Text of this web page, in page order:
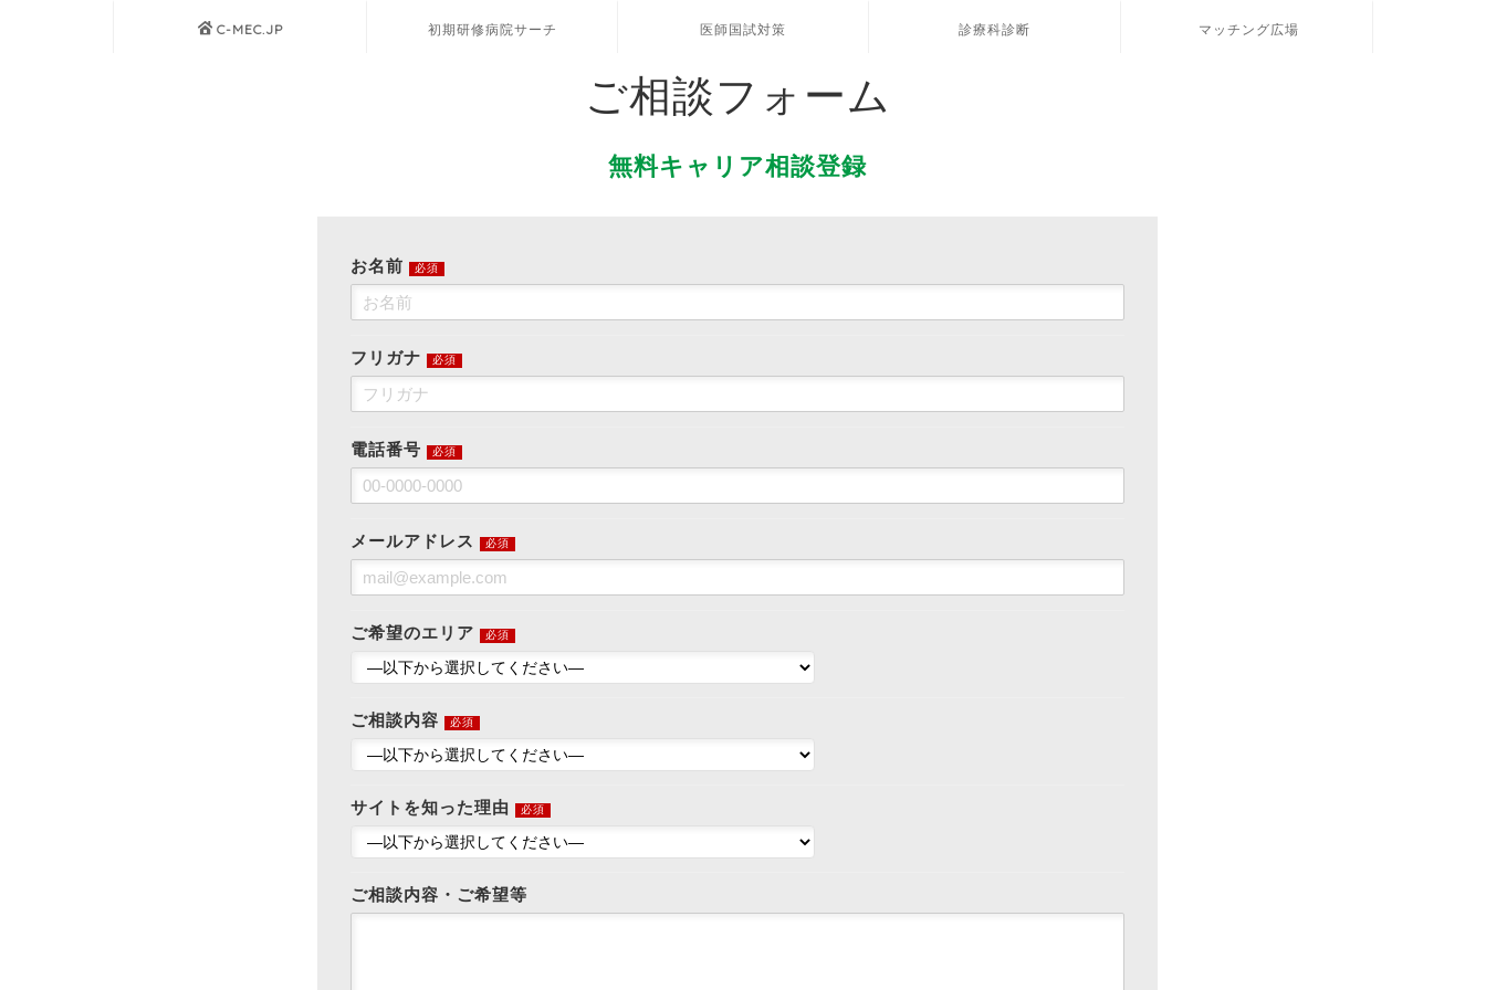
C-MEC.JP 初期研修病院サーチ 医師国試対策 診療科診断 マッチング広場
ご相談フォーム
無料キャリア相談登録
お名前 必須
フリガナ 必須
電話番号 必須
メールアドレス 必須
ご希望のエリア 必須
ご相談内容 必須
サイトを知った理由 必須
ご相談内容・ご希望等